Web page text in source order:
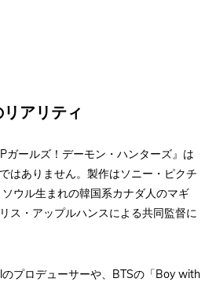
アリティ
ガールズ！デーモン・ハンターズ』は
はありません。製作はソニー・ピクチ
ウル生まれの韓国系カナダ人のマギ
ス・アップルハンスによる共同監督に
プロデューサーや、BTSの「Boy with